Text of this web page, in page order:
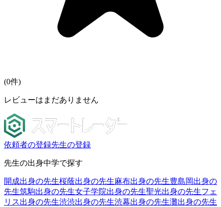
(0件)
レビューはまだありません
依頼者の登録先生の登録
先生の出身中学で探す
開成出身の先生桜蔭出身の先生麻布出身の先生豊島岡出身の
先生筑駒出身の先生女子学院出身の先生聖光出身の先生フェ
リス出身の先生渋渋出身の先生渋幕出身の先生灘出身の先生